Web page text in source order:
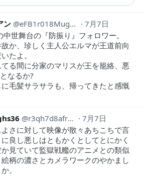
ン eFB1r018Mugu301
7月7日
世舞台の『防振り』フォロワー。
か、珍しく主人公エルマが王道前向
たよ。
る間に分家のマリスが王を籠絡、悪
なるか?
毛髪サラサラも、帰ってきたと感慨
r3qh7d8afrwis
7月7日
さに対して映像が散々あちこちで言
良し悪しはともかくとしてとにかく
見ていて監獄戦艦のアニメとの類似
柄の濃さとカメラワークのやかまし
。